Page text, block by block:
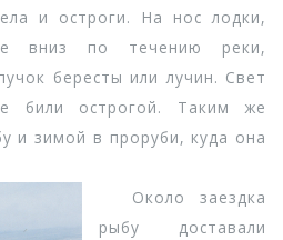
и остроги. На нос лодки,
вниз по течению реки,
бересты или лучин. Свет
били острогой. Таким же
и зимой в проруби, куда она
Около заездка
рыбу доставали